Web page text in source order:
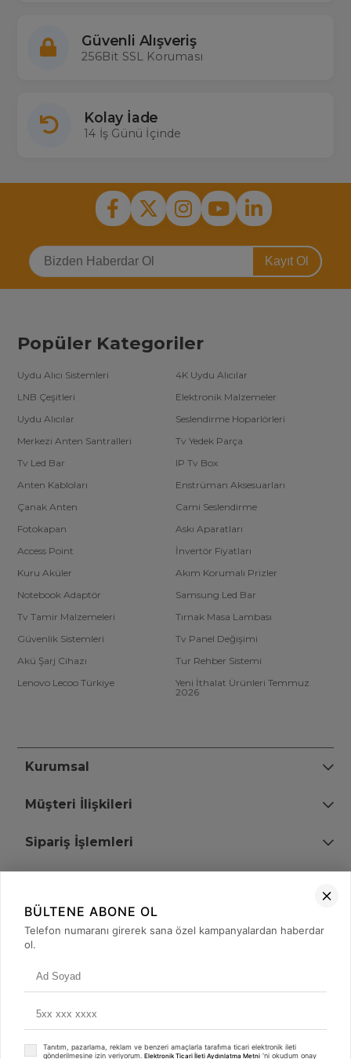
Güvenli Alışveriş
256Bit SSL Koruması
Kolay İade
14 İş Günü İçinde
Kayıt Ol
Popüler Kategoriler
Uydu Alıcı Sistemleri
4K Uydu Alıcılar
LNB Çeşitleri
Elektronik Malzemeler
Uydu Alıcılar
Seslendirme Hoparlörleri
Merkezi Anten Santralleri
Tv Yedek Parça
Tv Led Bar
IP Tv Box
Anten Kabloları
Enstrüman Aksesuarları
Çanak Anten
Cami Seslendirme
Fotokapan
Askı Aparatları
Access Point
İnvertör Fiyatları
Kuru Aküler
Akım Korumalı Prizler
Notebook Adaptör
Samsung Led Bar
Tv Tamir Malzemeleri
Tırnak Masa Lambası
Güvenlik Sistemleri
Tv Panel Değişimi
Akü Şarj Cihazı
Tur Rehber Sistemi
Lenovo Lecoo Türkiye
Yeni İthalat Ürünleri Temmuz
2026
Kurumsal
Müşteri İlişkileri
Sipariş İşlemleri
+90 (850) 473 08 08
BÜLTENE ABONE OL
Telefon numaranı girerek sana özel kampanyalardan haberdar
ol.
Tanıtım, pazarlama, reklam ve benzeri amaçlarla tarafıma ticari elektronik ileti
gönderilmesine izin veriyorum. Elektronik Ticari İleti Aydınlatma Metni 'ni okudum onay